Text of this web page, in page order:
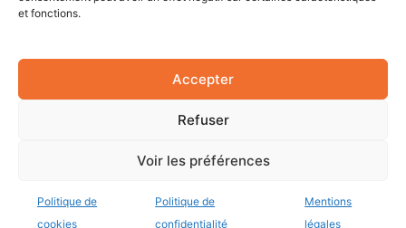
et fonctions.
Accepter
Refuser
Voir les préférences
Politique de
cookies
Politique de
confidentialité
Mentions
légales
jeux de cartes à Asnières sur Seine et nos membres sont
SUIVEZ NOUS